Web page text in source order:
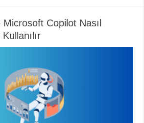
Microsoft Copilot Nasıl